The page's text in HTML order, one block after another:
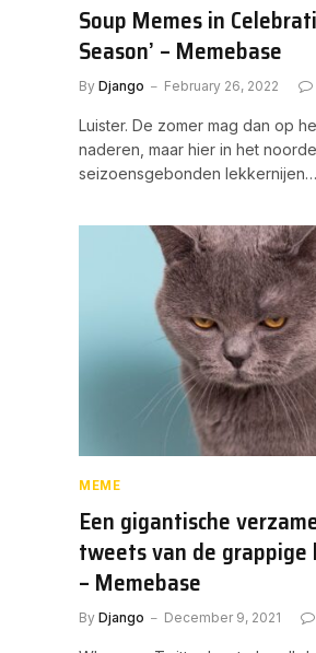
Soup Memes in
Season’ – Memebase
By Django February 26, 2022
Luister. De zomer mag dan op
naderen, maar hier in het
seizoensgebonden lekkernijen…
MEME
Een gigantische
tweets van de
– Memebase
By Django December 9, 2021